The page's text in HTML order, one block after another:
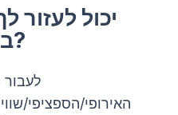
בהעברתך לפורטוגל?
לעבור
האירופי/הספציפי/